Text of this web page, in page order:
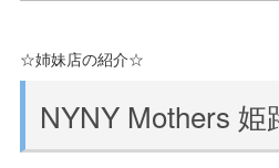
☆姉妹店の紹介☆
NYNY Mothers 姫